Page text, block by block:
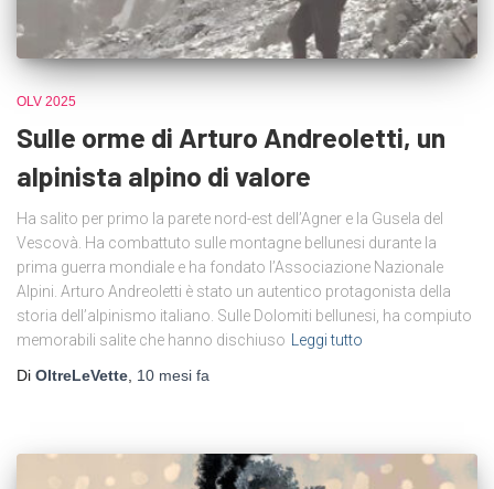
OLV 2025
Sulle orme di Arturo Andreoletti, un
alpinista alpino di valore
Ha salito per primo la parete nord-est dell’Agner e la Gusela del
Vescovà. Ha combattuto sulle montagne bellunesi durante la
prima guerra mondiale e ha fondato l’Associazione Nazionale
Alpini. Arturo Andreoletti è stato un autentico protagonista della
storia dell’alpinismo italiano. Sulle Dolomiti bellunesi, ha compiuto
memorabili salite che hanno dischiuso Leggi tutto
Di OltreLeVette, 10 mesi fa